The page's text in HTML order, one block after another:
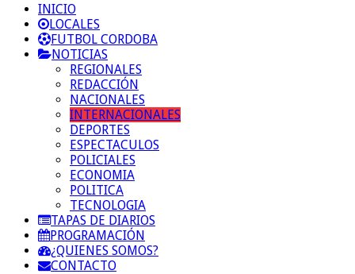
INICIO
LOCALES
FUTBOL CORDOBA
NOTICIAS
REGIONALES
REDACCIÓN
NACIONALES
INTERNACIONALES
DEPORTES
ESPECTACULOS
POLICIALES
ECONOMIA
POLITICA
TECNOLOGIA
TAPAS DE DIARIOS
PROGRAMACIÓN
¿QUIENES SOMOS?
CONTACTO